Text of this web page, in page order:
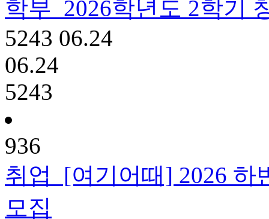
학부 2026학년도 2학기
5243 06.24
06.24
5243
936
취업
[여기어때] 2026 하
모집